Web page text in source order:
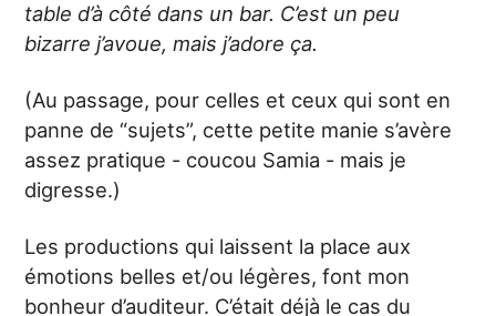
table d’à côté dans un bar. C’est un peu
bizarre j’avoue, mais j’adore ça.
(Au passage, pour celles et ceux qui sont en
panne de “sujets”, cette petite manie s’avère
assez pratique - coucou Samia - mais je
digresse.)
Les productions qui laissent la place aux
émotions belles et/ou légères, font mon
bonheur d’auditeur. C’était déjà le cas du